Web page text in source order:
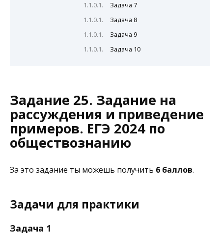
Задача 7
Задача 8
Задача 9
Задача 10
Задание 25. Задание на
рассуждения и приведение
примеров. ЕГЭ 2024 по
обществознанию
За это задание ты можешь получить 6 баллов.
Задачи для практики
Задача 1